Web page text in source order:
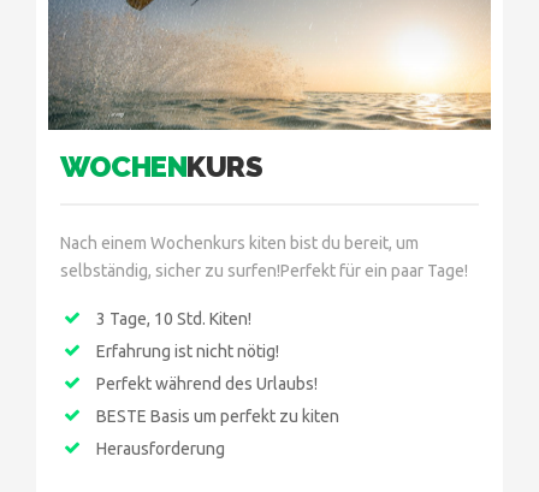
WOCHENKURS
Nach einem Wochenkurs kiten bist du bereit, um
selbständig, sicher zu surfen!Perfekt für ein paar Tage!
3 Tage, 10 Std. Kiten!
Erfahrung ist nicht nötig!
Perfekt während des Urlaubs!
BESTE Basis um perfekt zu kiten
Herausforderung